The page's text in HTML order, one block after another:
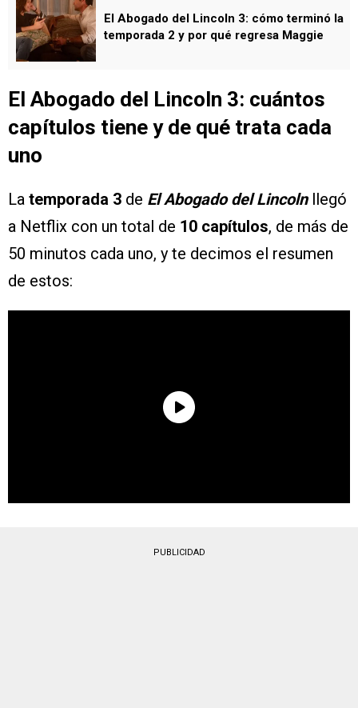
El Abogado del Lincoln 3: cómo terminó la
temporada 2 y por qué regresa Maggie
El Abogado del Lincoln 3: cuántos
capítulos tiene y de qué trata cada
uno
La temporada 3 de El Abogado del Lincoln
llegó
a Netflix con un total de 10 capítulos, de más de
50 minutos cada uno, y te decimos el resumen
de estos:
PUBLICIDAD